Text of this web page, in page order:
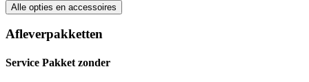
Alle opties en accessoires
Afleverpakketten
Service Pakket zonder